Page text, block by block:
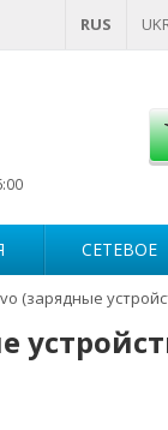
RUS
СЕТЕВОЕ
(зарядные